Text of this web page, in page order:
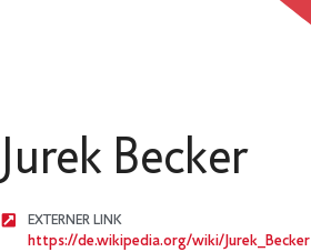
Jurek Becker
EXTERNER LINK
https://de.wikipedia.org/wiki/Jurek_Becker